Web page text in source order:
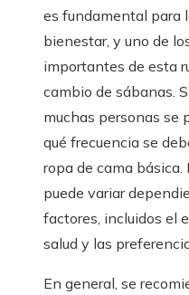
es fundamental para
bienestar, y uno de
importantes de esta
cambio de sábanas.
muchas personas se
qué frecuencia se
ropa de cama básica.
puede variar
factores, incluidos el
salud y las
En general, se